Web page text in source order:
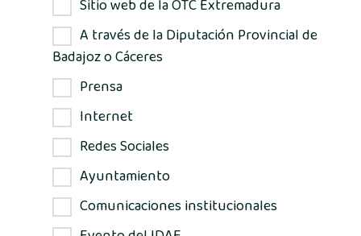
Sitio web de la OTC Extremadura
A través de la Diputación Provincial de
Badajoz o Cáceres
Prensa
Internet
Redes Sociales
Ayuntamiento
Comunicaciones institucionales